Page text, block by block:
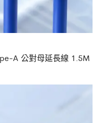
A 公對母延長線 1.5M